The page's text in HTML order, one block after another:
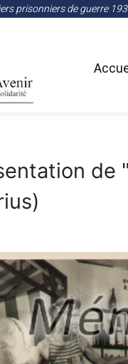
prisonniers de guerre
de